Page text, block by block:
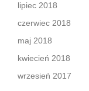
lipiec 2018
czerwiec 2018
maj 2018
kwiecień 2018
wrzesień 2017